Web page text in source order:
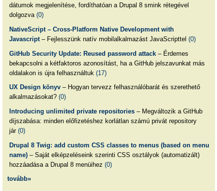
dátumok megjelenítése, fordíthatóan a Drupal 8 smink rétegével
dolgozva (0)
NativeScript – Cross-Platform Native Development with
Javascript– Fejlesszünk natív mobilalkalmazást JavaScripttel (0)
GitHub Security Update: Reused password attack– Érdemes
bekapcsolni a kétfaktoros azonosítást, ha a GitHub jelszavunkat más
oldalakon is újra felhasználtuk (17)
UX Design könyv– Hogyan tervezz felhasználóbarát és szerethető
alkalmazásokat? (0)
Introducing unlimited private repositories– Megváltozik a GitHub
díjszabása: minden előfizetéshez korlátlan számú privát repository
jár (0)
Drupal 8 Twig: add custom CSS classes to menus (based on menu
name)– Saját elképzeléseink szerinti CSS osztályok (automatizált)
hozzáadása a Drupal 8 menüihez (0)
tovább»